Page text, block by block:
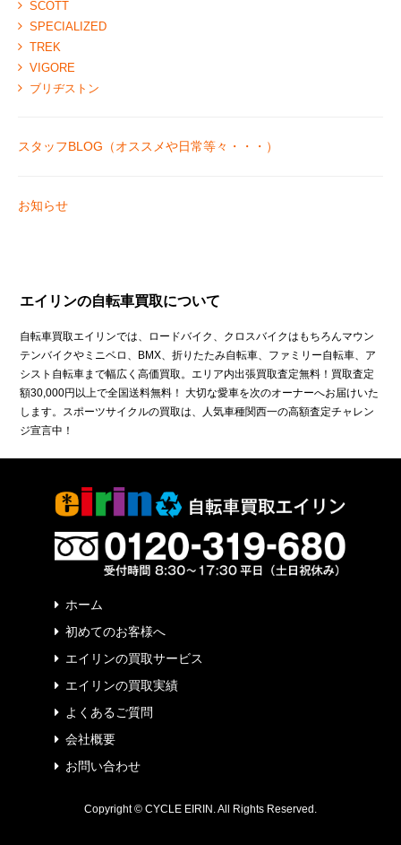
SCOTT
SPECIALIZED
TREK
VIGORE
ブリヂストン
スタッフBLOG（オススメや日常等々・・・）
お知らせ
エイリンの自転車買取について
自転車買取エイリンでは、ロードバイク、クロスバイクはもちろんマウン
テンバイクやミニベロ、BMX、折りたたみ自転車、ファミリー自転車、ア
シスト自転車まで幅広く高価買取。エリア内出張買取査定無料！買取査定
額30,000円以上で全国送料無料！ 大切な愛車を次のオーナーへお届けいた
します。スポーツサイクルの買取は、人気車種関西一の高額査定チャレン
ジ宣言中！
ホーム
初めてのお客様へ
エイリンの買取サービス
エイリンの買取実績
よくあるご質問
会社概要
お問い合わせ
Copyright © CYCLE EIRIN. All Rights Reserved.